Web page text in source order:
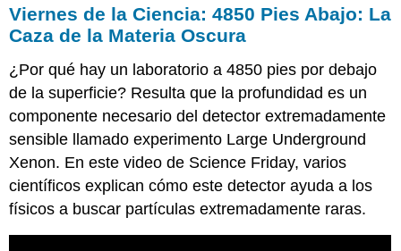
Viernes de la Ciencia: 4850 Pies Abajo: La
Caza de la Materia Oscura
¿Por qué hay un laboratorio a 4850 pies por debajo
de la superficie? Resulta que la profundidad es un
componente necesario del detector extremadamente
sensible llamado experimento Large Underground
Xenon. En este video de Science Friday, varios
científicos explican cómo este detector ayuda a los
físicos a buscar partículas extremadamente raras.